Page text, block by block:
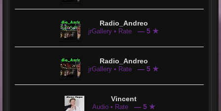
Oberhausen dabei. Beim Supertalent war ich im
habe ich im November 2011 "Mary Jane" in
Oberhausen Altbuschhausen gesungen
Radio_Andreo
jrGallery • Rate — 5 ★
Radio_Andreo
jrGallery • Rate — 5 ★
Vincent
Audio • Rate — 5 ★